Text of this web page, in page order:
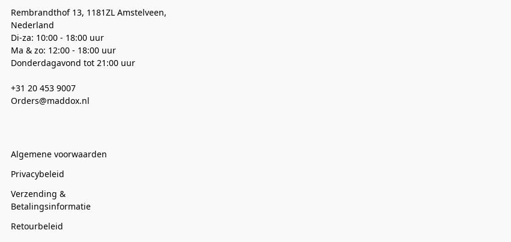
Rembrandthof 13, 1181ZL Amstelveen,
Nederland
Di-za: 10:00 - 18:00 uur
Ma & zo: 12:00 - 18:00 uur
Donderdagavond tot 21:00 uur
+31 20 453 9007
Orders@maddox.nl
Algemene voorwaarden
Privacybeleid
Verzending &
Betalingsinformatie
Retourbeleid